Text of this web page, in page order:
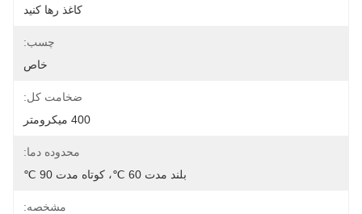
کاغذ رها کنید
چسب:
خاص
ضخامت کل:
400 میکرومتر
محدوده دما:
بلند مدت 60 ℃، کوتاه مدت 90 ℃
مشخصه: